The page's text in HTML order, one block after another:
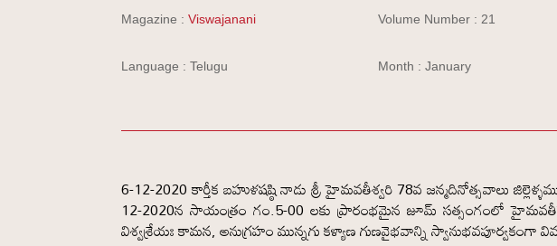
Magazine :Viswajanani
Language : Telugu
Volume Number : 21
Month : January
6-12-2020 కార్తీక బహుళషష్ఠి నాడు శ్రీ హైమవతీశ్వరి 78వ జన్మదినోత్సవాలు
12-2020న సాయంత్రం గం.5-00 లకు ప్రారంభమైన జూమ్‌ సత్సంగంలో
విశ్వశ్రేయః కామన, అనుగ్రహం మున్నగు కళ్యాణ గుణవైభవాన్ని స్వానుభవపూర్వకంగా